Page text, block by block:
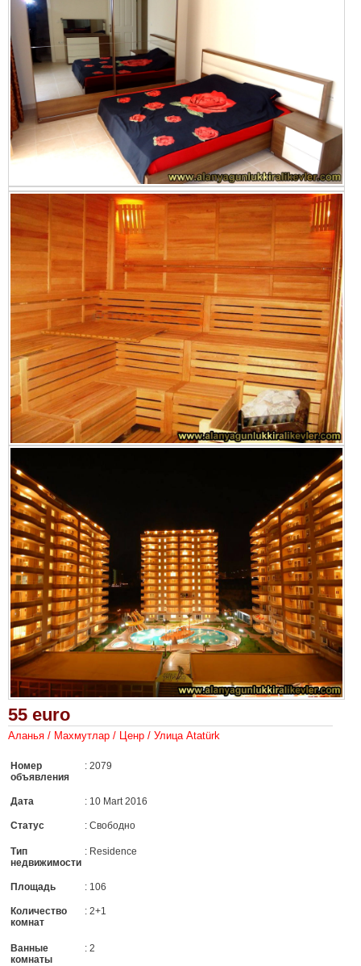
55 euro
Аланья / Махмутлар / Ценр / Улица Atatürk
Номер
объявления
: 2079
Дата : 10 Mart 2016
Статус : Свободно
Тип
недвижимости
: Residence
Площадь : 106
Количество
комнат
: 2+1
Ванные
комнаты
: 2